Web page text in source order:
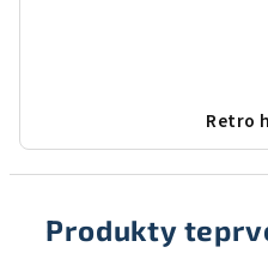
Retro
Produkty